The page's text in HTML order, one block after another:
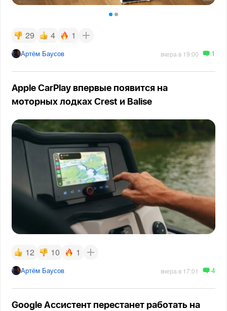
29 4 1
Артём Баусов вчера в 19:00 1
Apple CarPlay впервые появится на
моторных лодках Crest и Balise
12 10 1
Артём Баусов вчера в 17:01 4
Google Ассистент перестанет работать на